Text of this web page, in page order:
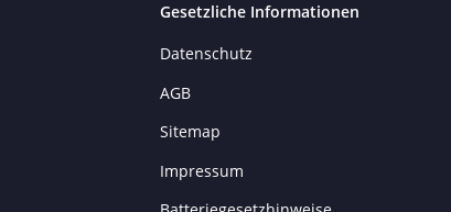
Gesetzliche Informationen
Datenschutz
AGB
Sitemap
Impressum